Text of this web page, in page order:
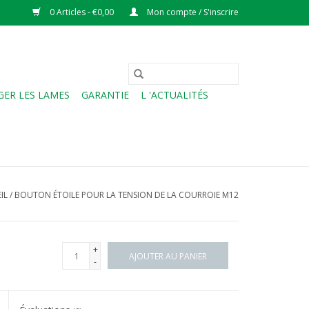
0 Articles - €0,00 Mon compte / S'inscrire
LES LAMES GARANTIE
L 'ACTUALITÉS
/ BOUTON ÉTOILE POUR LA TENSION DE LA COURROIE M12
+
-
AJOUTER AU PANIER